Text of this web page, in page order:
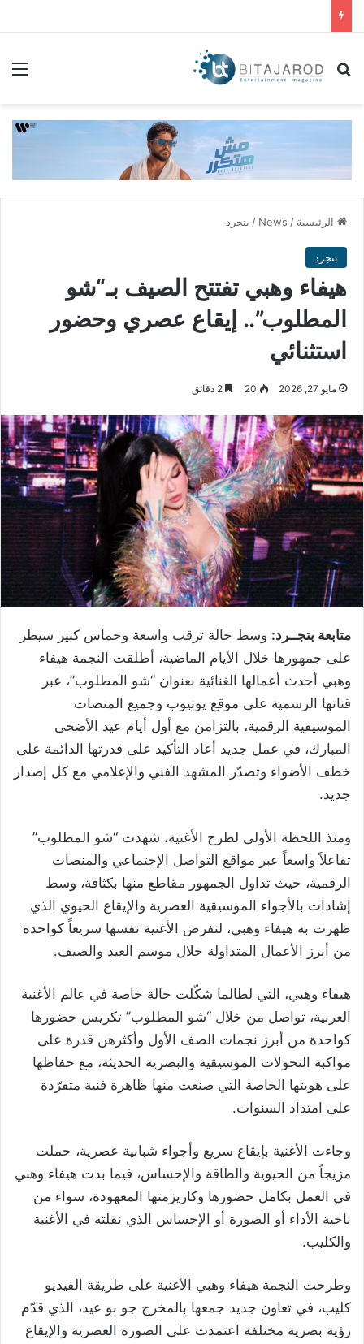
بحث عن
الرئيسية /
News
/ بتجرد
بتجرد
هيفاء وهبي تفتتح الصيف بـ“شو
المطلوب”.. إيقاع عصري وحضور
استثنائي
مايو 27, 2026 20
متابعة بتجــرد: وسط حالة ترقب واسعة وحماس كبير سيطر
على جمهورها خلال الأيام الماضية، أطلقت النجمة هيفاء
وهبي أحدث أعمالها الغنائية بعنوان “شو المطلوب”، عبر
قناتها الرسمية على موقع يوتيوب وجميع المنصات
الموسيقية الرقمية، بالتزامن مع أول أيام عيد الأضحى
المبارك، في عمل جديد أعاد التأكيد على قدرتها الدائمة على
خطف الأضواء وتصدّر المشهد الفني والإعلامي مع كل إصدار
جديد.
ومنذ اللحظة الأولى لطرح الأغنية، شهدت “شو المطلوب”
تفاعلاً واسعاً عبر مواقع التواصل الإجتماعي والمنصات
الرقمية، حيث تداول الجمهور مقاطع منها بكثافة، وسط
إشادات بالأجواء الموسيقية العصرية والإيقاع الحيوي الذي
ظهرت به هيفاء وهبي، لتفرض الأغنية نفسها سريعاً كواحدة
من أبرز الأعمال المتداولة خلال موسم العيد والصيف.
هيفاء وهبي، التي لطالما شكّلت حالة خاصة في عالم الأغنية
العربية، تواصل من خلال “شو المطلوب” تكريس حضورها
كواحدة من أبرز نجمات الصف الأول وأكثرهن قدرة على
مواكبة التحولات الموسيقية والبصرية الحديثة، مع حفاظها
على هويتها الخاصة التي صنعت منها ظاهرة فنية متفرّدة
على امتداد السنوات.
وجاءت الأغنية بإيقاع سريع وأجواء شبابية عصرية، حملت
مزيجاً من الحيوية والطاقة والإحساس، فيما بدت هيفاء وهبي
في العمل بكامل حضورها وكاريزمتها المعهودة، سواء من
ناحية الأداء أو الصورة أو الإحساس الذي نقلته في الأغنية
والكليب.
وطرحت النجمة هيفاء وهبي الأغنية على طريقة الفيديو
كليب، في تعاون جديد جمعها بالمخرج جو بو عيد، الذي قدّم
رؤية بصرية مختلفة اعتمدت على الصورة العصرية والإيقاع